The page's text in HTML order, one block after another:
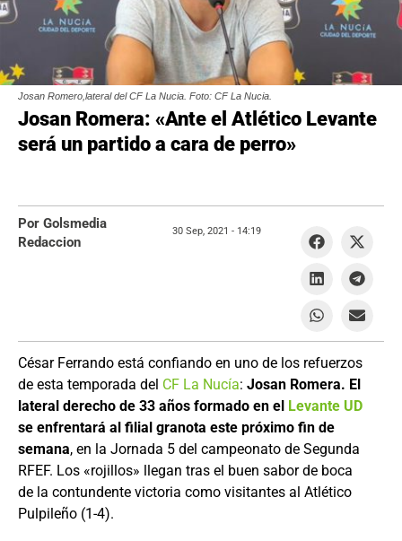
Josan Romero,lateral del CF La Nucia. Foto: CF La Nucia.
Josan Romera: «Ante el Atlético Levante
será un partido a cara de perro»
César Ferrando está confiando en uno de los refuerzos
de esta temporada del CF La Nucía: Josan Romera. El
lateral derecho de 33 años formado en el Levante UD
se enfrentará al filial granota este próximo fin de
semana, en la Jornada 5 del campeonato de Segunda
RFEF. Los «rojillos» llegan tras el buen sabor de boca
de la contundente victoria como visitantes al Atlético
Pulpileño (1-4).
Por Golsmedia
Redaccion
30 Sep, 2021 - 14:19